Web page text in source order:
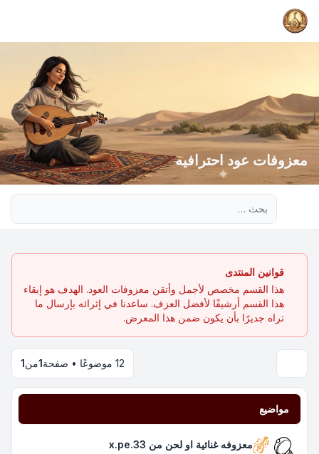
معزوفات عود احترافيه
قوانين المنتدى
هذا القسم مخصص لأجمل وأتقن معزوفات العود. الهدف هو إبقاء
هذا القسم أرشيفًا لأفضل العزف. ساعدنا في إثرائه بإرسال ما
تراه جديرًا بأن يكون ضمن هذا المعرض.
12 موضوعًا • صفحة 1من1
مواضيع
معزوفه غنائية او لحن من x.pe.33